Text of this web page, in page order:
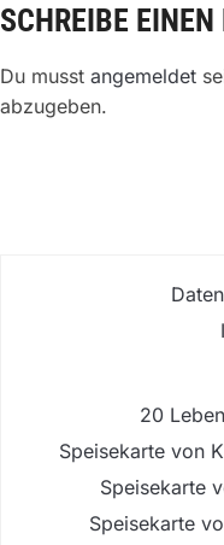
SCHREIBE
Du musst angemeldet
abzugeben.
20
Speisekarte von
Speisekarte
Speisekarte